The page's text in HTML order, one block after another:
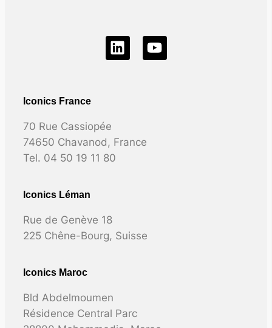
Iconics France
70 Rue Cassiopée
74650 Chavanod, France
Tel. 04 50 19 11 80
Iconics Léman
Rue de Genève 18
225 Chêne-Bourg, Suisse
Iconics Maroc
Bld Abdelmoumen
Résidence Central Parc